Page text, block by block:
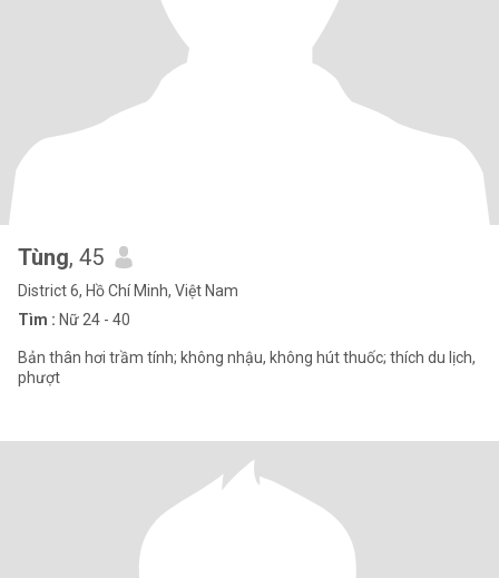
Tùng, 45
District 6, Hồ Chí Minh, Việt Nam
Tìm : Nữ 24 - 40
Bản thân hơi trầm tính; không nhậu, không hút thuốc; thích du lịch,
phượt